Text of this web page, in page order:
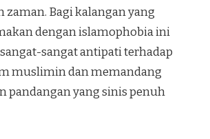
zaman. Bagi kalangan yang
dengan islamophobia ini
sangat antipati terhadap
muslimin dan memandang
pandangan yang sinis penuh